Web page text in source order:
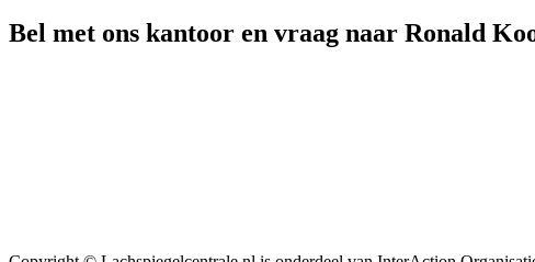
Bel met ons kantoor en vraag naar Ronald